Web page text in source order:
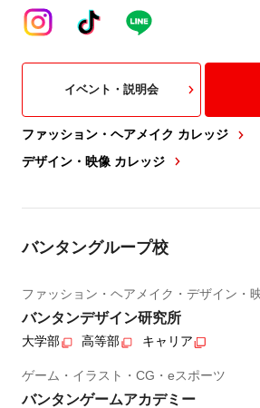
ファッション・ヘアメイク カレッジ
デザイン・映像 カレッジ
イベント・説明会
バンタングループ校
ファッション・ヘアメイク・デザイン・
バンタンデザイン研究所
大学部 高等部 キャリア
ゲーム・イラスト・CG・eスポーツ
バンタンゲームアカデミー